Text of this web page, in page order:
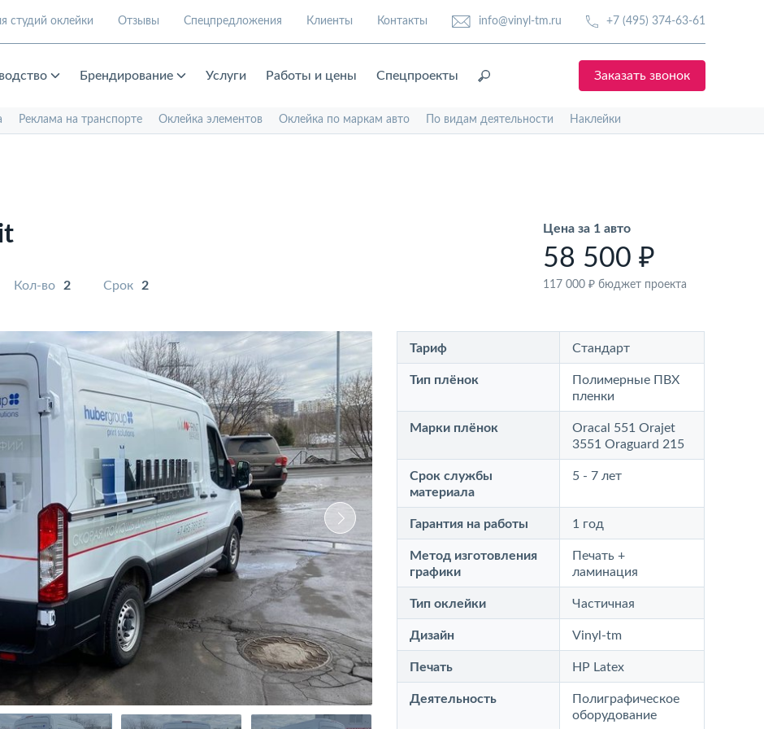
студий оклейки Отзывы Спецпредложения Клиенты Контакты info@vinyl-tm.ru +7 (495) 374-63-61
Брендирование Услуги Работы и цены Спецпроекты Заказать звонок
Реклама на транспорте Оклейка элементов Оклейка по маркам авто По видам деятельности Наклейки
Кол-во 2 Срок 2
Цена за 1 авто
58 500 ₽
117 000 ₽ бюджет проекта
Тариф Стандарт
Тип плёнок
Полимерные ПВХ
пленки
Марки плёнок
Oracal 551 Orajet
3551 Oraguard 215
Срок службы
материала
5 - 7 лет
Гарантия на работы 1 год
Метод изготовления
графики
Печать +
ламинация
Тип оклейки Частичная
Дизайн Vinyl-tm
Печать HP Latex
Деятельность
Полиграфическое
оборудование